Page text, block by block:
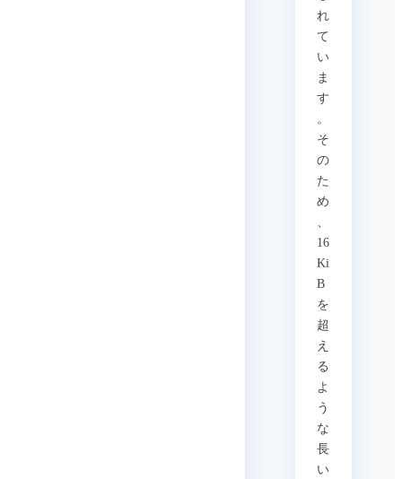
れ
て
い
ま
す
。
そ
の
た
め
、
16
Ki
B
を
超
え
る
よ
う
な
長
い